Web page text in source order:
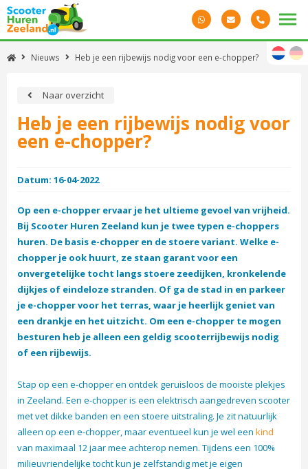
Nieuws Heb je een rijbewijs nodig voor een e-chopper?
Naar overzicht
Heb je een rijbewijs nodig voor
een e-chopper?
Datum: 16-04-2022
Op een e-chopper ervaar je het ultieme gevoel van vrijheid.
Bij Scooter Huren Zeeland kun je twee typen e-choppers
huren. De basis e-chopper en de stoere variant. Welke e-
chopper je ook huurt, ze staan garant voor een
onvergetelijke tocht langs stoere zeedijken, kronkelende
dijkjes of eindeloze stranden. Of ga de stad in en parkeer
je e-chopper voor het terras, waar je heerlijk geniet van
een drankje en het uitzicht. Om een e-chopper te mogen
besturen heb je alleen een geldig scooterrijbewijs nodig
of een rijbewijs.
Stap op een e-chopper en ontdek geruisloos de mooiste plekjes
in Zeeland. Een e-chopper is een elektrisch aangedreven scooter
met vet dikke banden en een stoere uitstraling. Je zit natuurlijk
alleen op een e-chopper, maar eventueel kun je wel een kind
van maximaal 12 jaar mee achterop nemen. Tijdens een 100%
milieuvriendelijke tocht kun je zelfstandig met je eigen